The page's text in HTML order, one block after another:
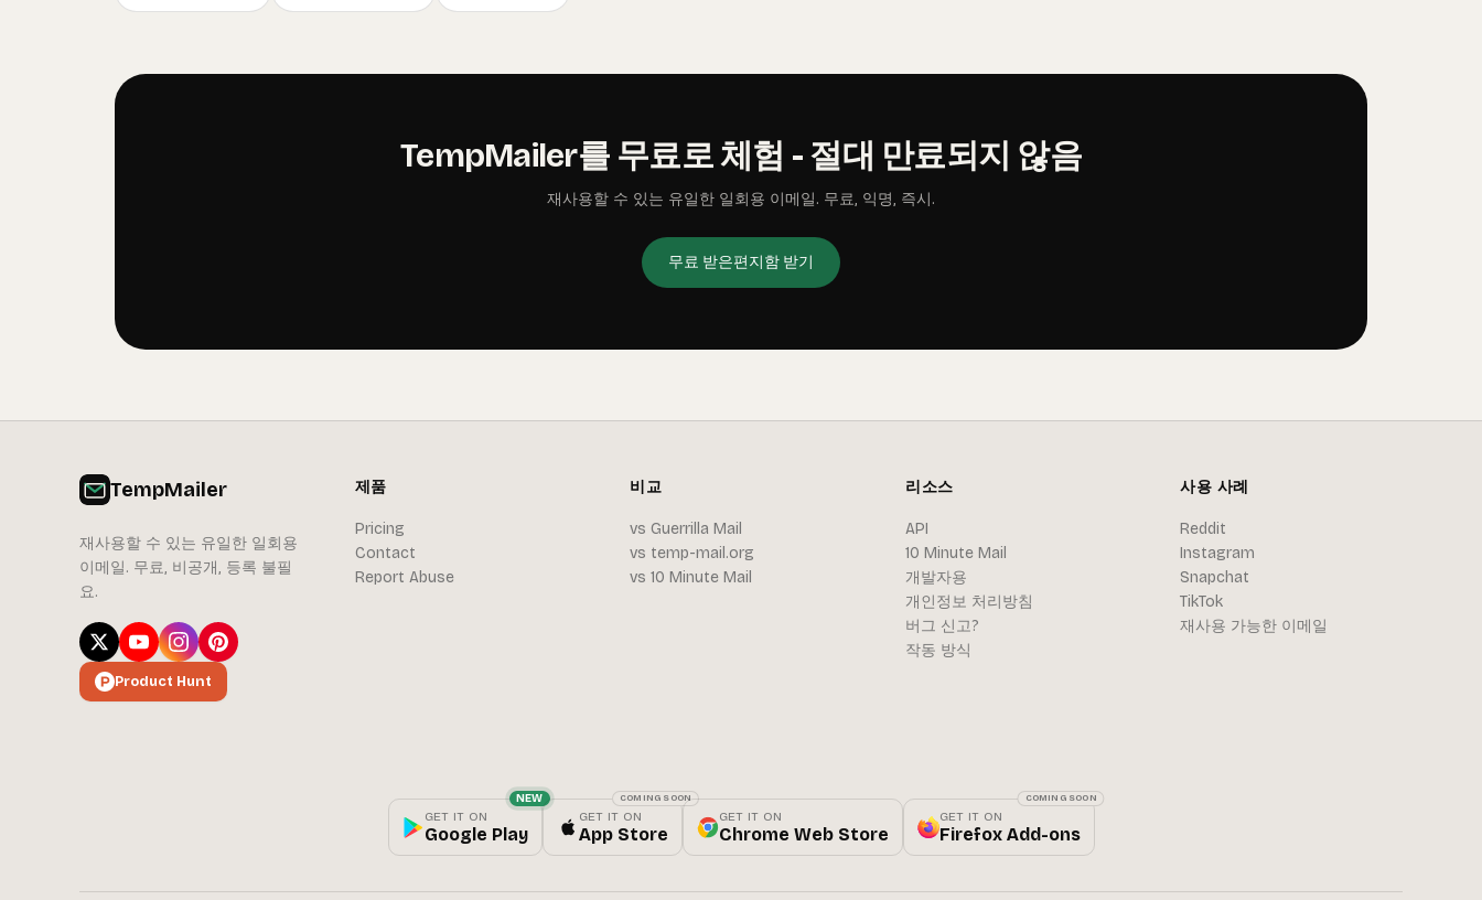
TempMailer를 무료로 체험 - 절대 만료되지 않음
재사용할 수 있는 유일한 일회용 이메일. 무료, 익명, 즉시.
무료 받은편지함 받기
TempMailer
재사용할 수 있는 유일한 일회용
이메일. 무료, 비공개, 등록 불필
요.
Product Hunt
제품
Pricing
Contact
Report Abuse
비교
vs Guerrilla Mail
vs temp-mail.org
vs 10 Minute Mail
리소스
API
10 Minute Mail
개발자용
개인정보 처리방침
버그 신고?
작동 방식
사용 사례
Reddit
Instagram
Snapchat
TikTok
재사용 가능한 이메일
GET IT ON
Google Play
NEW
GET IT ON
App Store
COMING SOON
GET IT ON
Chrome Web Store
GET IT ON
Firefox Add-ons
COMING SOON